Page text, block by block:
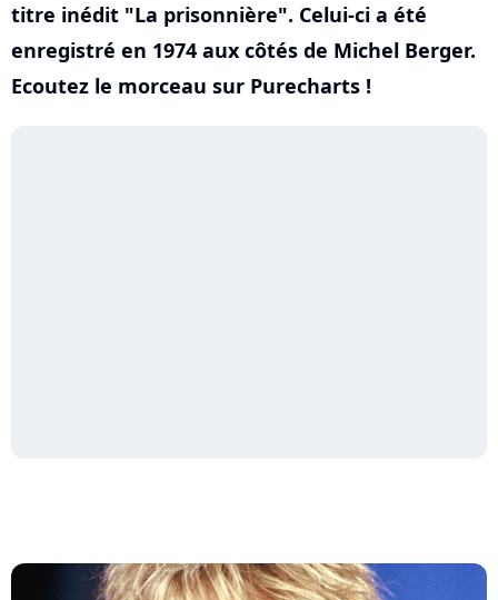
titre inédit "La prisonnière". Celui-ci a été
enregistré en 1974 aux côtés de Michel Berger.
Ecoutez le morceau sur Purecharts !